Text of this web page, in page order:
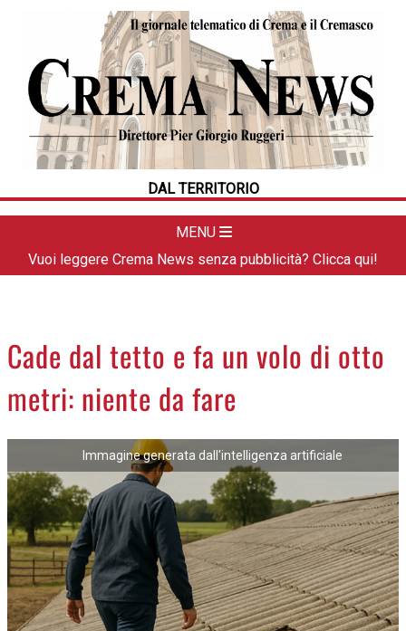
DAL TERRITORIO
MENU
HOME
CRONACA
POLITICA
LA FOTO
DAL TERRITORIO
APPUNTAMENTI
LA PIAZZA
ANIMALI
ACCEDI
Vuoi leggere Crema News senza pubblicità? Clicca qui!
Cade dal tetto e fa un volo di otto
metri: niente da fare
Immagine generata dall'intelligenza artificiale